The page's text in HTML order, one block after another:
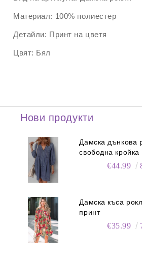
Материал: 100% полиестер
Детайли: Принт на цветя
Цвят: Бял
Нови продукти
Дамска дънкова
свободна кройка
деколте€44.99
Дамска къса
принт
€35.99